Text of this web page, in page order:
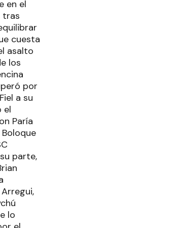
en el
tras
cuesta
asalto
los
por
a su
el
Paría
parte,
lo